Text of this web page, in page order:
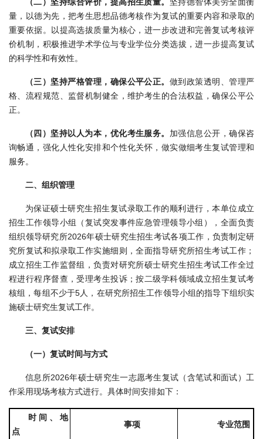
化
人
才
伍
际
究
生
农
（二）坚持综合评价，提高招生质量。 坚持德智体美劳全面衡
量，以德为先，把考生思想品德考核作为复试的重要内容和录取的
重要依据。以提高选拔质量为核心，进一步改进和完善复试考核评
价机制，积极推进学术学位与专业学位分类选拔，进一步提高复试
的科学性和有效性。
（三）坚持严格管理，确保公平公正。 做到政策透明、管理严
格、流程规范、监督机制健全，维护考生的合法权益，确保公平公
正。
（四）坚持以人为本，优化考生服务。 加强信息公开，确保咨
询畅通，强化人性化安排和个性化关怀，做实做细考生复试管理和
服务。
二、组织管理
为保证硕士研究生招生复试录取工作的顺利进行，本单位成立
招生工作领导小组（复试突发事件应急管理领导小组），全面负责
组织领导研究所2026年硕士研究生招生考试各项工作，负责制定研
究所复试和拟录取工作实施细则，全面指导研究所招生考试工作；
成立招生工作监督组，负责对研究所硕士研究生招生考试工作全过
程进行程序督查，受理考生投诉；按二级学科领域成立招生复试考
核组，每组不少于5人，在研究所招生工作领导小组的指导下组织实
施硕士研究生复试工作。
三、复试安排
（一）复试时间与方式
信息所2026年硕士研究生一志愿考生复试（含笔试和面试）工
作采用现场考核方式进行。具体时间安排如下：
时间、地
点
事项 专业范围